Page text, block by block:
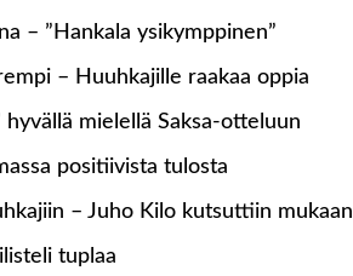
– ”Hankala ysikymppinen”
– Huuhkajille raakaa oppia
hyvällä mielellä Saksa-otteluun
positiivista tulosta
– Juho Kilo kutsuttiin mukaan
tuplaa